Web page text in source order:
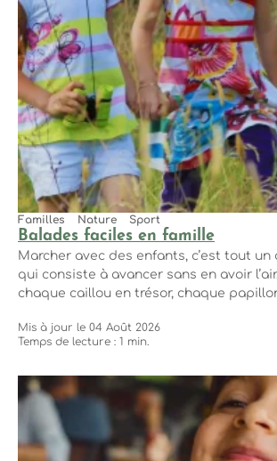
Balades faciles en famille
Familles Nature Sport
Marcher avec des enfants, c’est tout
qui consiste à avancer sans en avoir
chaque caillou en trésor, chaque
Ici, on a de quoi faire : des chemins
raides et pleins...
Mis à jour le 04 Août 2026
Temps de lecture : 1 min.